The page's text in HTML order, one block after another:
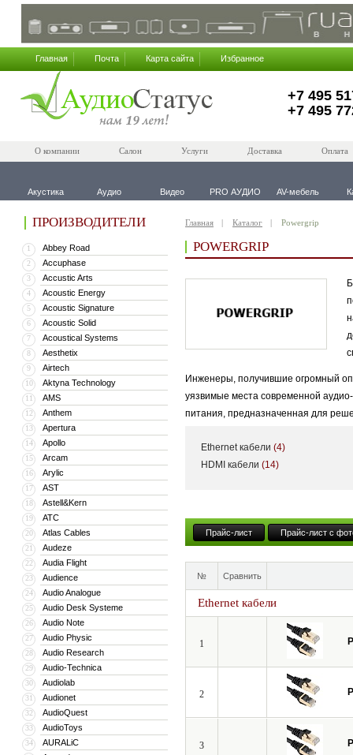
Главная Почта Карта сайта Избранное
+7 495
+7 495
О компании Салон Услуги Доставка Оплата
Акустика Аудио Видео PRO АУДИО AV-мебель
ПРОИЗВОДИТЕЛИ
1 Abbey Road
2 Accuphase
3 Accustic Arts
4 Acoustic Energy
5 Acoustic Signature
6 Acoustic Solid
7 Acoustical Systems
8 Aesthetix
9 Airtech
10 Aktyna Technology
11 AMS
12 Anthem
13 Apertura
14 Apollo
15 Arcam
16 Arylic
17 AST
18 Astell&Kern
19 ATC
20 Atlas Cables
21 Audeze
22 Audia Flight
23 Audience
24 Audio Analogue
25 Audio Desk Systeme
26 Audio Note
27 Audio Physic
28 Audio Research
29 Audio-Technica
30 Audiolab
31 Audionet
32 AudioQuest
33 AudioToys
34 AURALiC
Главная Каталог Powergrip
POWERGRIP
Инженеры, получившие огромный
уязвимые места современной
питания, предназначенная для
Кроме того, новая модель
Таким образом, с продуктами
Ethernet кабели (4)
HDMI кабели (14)
Прайс-лист Прайс-лист с
№ Сравнить
Ethernet кабели
1
2
3